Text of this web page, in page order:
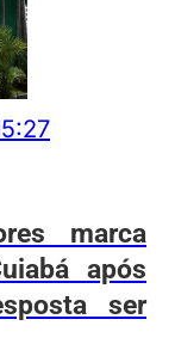
marca
após
ser